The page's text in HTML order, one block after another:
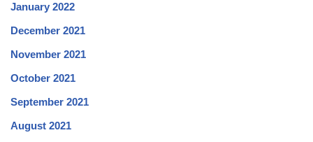
January 2022
December 2021
November 2021
October 2021
September 2021
August 2021